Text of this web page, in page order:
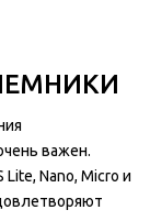
важен.
Lite, Nano, Micro и